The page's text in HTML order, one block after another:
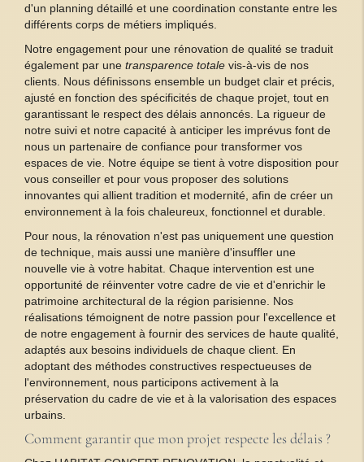
d'un planning détaillé et une coordination constante entre les
différents corps de métiers impliqués.
Notre engagement pour une rénovation de qualité se traduit
également par une transparence totale vis-à-vis de nos
clients. Nous définissons ensemble un budget clair et précis,
ajusté en fonction des spécificités de chaque projet, tout en
garantissant le respect des délais annoncés. La rigueur de
notre suivi et notre capacité à anticiper les imprévus font de
nous un partenaire de confiance pour transformer vos
espaces de vie. Notre équipe se tient à votre disposition pour
vous conseiller et pour vous proposer des solutions
innovantes qui allient tradition et modernité, afin de créer un
environnement à la fois chaleureux, fonctionnel et durable.
Pour nous, la rénovation n'est pas uniquement une question
de technique, mais aussi une manière d'insuffler une
nouvelle vie à votre habitat. Chaque intervention est une
opportunité de réinventer votre cadre de vie et d'enrichir le
patrimoine architectural de la région parisienne. Nos
réalisations témoignent de notre passion pour l'excellence et
de notre engagement à fournir des services de haute qualité,
adaptés aux besoins individuels de chaque client. En
adoptant des méthodes constructives respectueuses de
l'environnement, nous participons activement à la
préservation du cadre de vie et à la valorisation des espaces
urbains.
Comment garantir que mon projet respecte les délais ?